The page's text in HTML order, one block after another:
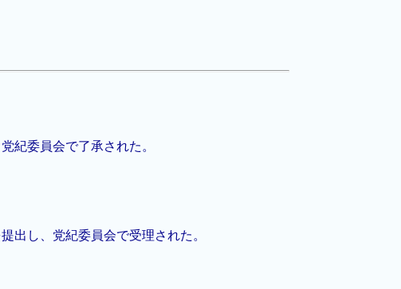
紀委員会で了承された。
出し、党紀委員会で受理された。